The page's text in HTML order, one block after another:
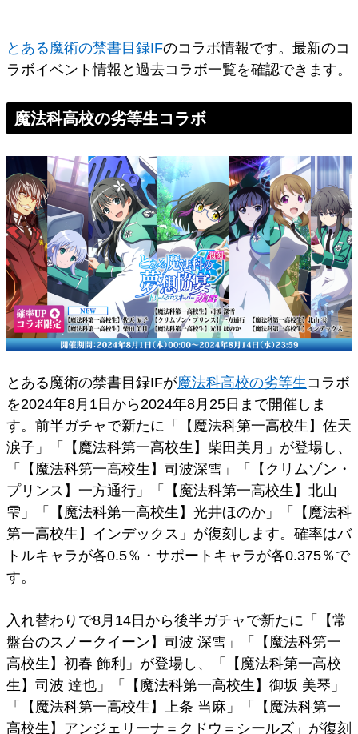
とある魔術の禁書目録IFのコラボ情報です。最新のコ
ラボイベント情報と過去コラボ一覧を確認できます。
魔法科高校の劣等生コラボ
とある魔術の禁書目録IFが魔法科高校の劣等生 コラボ
を2024年8月1日から2024年8月25日まで開催しま
す。前半ガチャで新たに「【魔法科第一高校生】佐天
涙子」「【魔法科第一高校生】柴田美月」が登場し、
「【魔法科第一高校生】司波深雪」「【クリムゾン・
プリンス】一方通行」「【魔法科第一高校生】北山
雫」「【魔法科第一高校生】光井ほのか」「【魔法科
第一高校生】インデックス」が復刻します。確率はバ
トルキャラが各0.5％・サポートキャラが各0.375％で
す。
入れ替わりで8月14日から後半ガチャで新たに「【常
盤台のスノークイーン】司波 深雪」「【魔法科第一
高校生】初春 飾利」が登場し、「【魔法科第一高校
生】司波 達也」「【魔法科第一高校生】御坂 美琴」
「【魔法科第一高校生】上条 当麻」「【魔法科第一
高校生】アンジェリーナ＝クドウ＝シールズ」が復刻